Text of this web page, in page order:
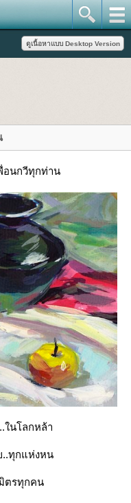
อนกวีทุกท่าน
ในโลกหล้า
..ทุกแห่งหน
ตรทุกคน